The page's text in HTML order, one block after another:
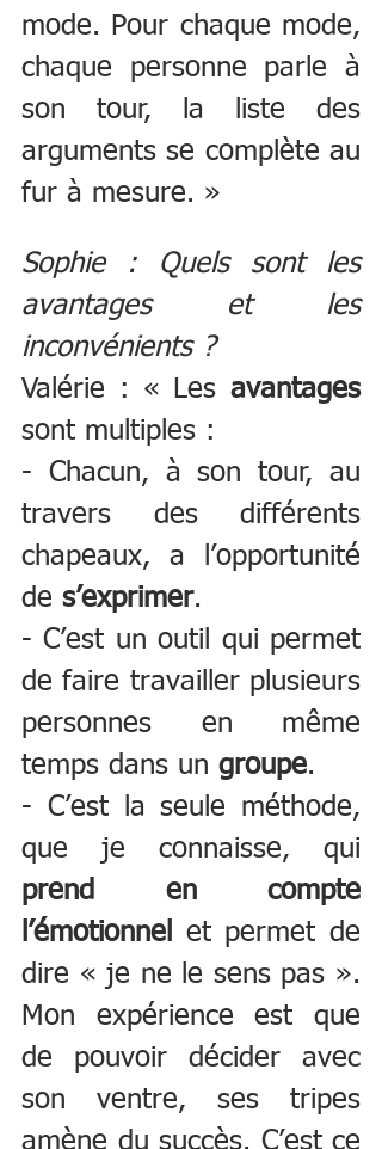
mode. Pour chaque mode,
chaque personne parle à
son tour, la liste des
arguments se complète au
fur à mesure. »
Sophie : Quels sont les
avantages et les
inconvénients ?
Valérie : « Les avantages
sont multiples :
- Chacun, à son tour, au
travers des différents
chapeaux, a l’opportunité
de s’exprimer.
- C’est un outil qui permet
de faire travailler plusieurs
personnes en même
temps dans un groupe.
- C’est la seule méthode,
prend en compte
l’émotionnel
et permet de
dire « je ne le sens pas ».
Mon expérience est que
de pouvoir décider avec
son ventre, ses tripes
amène du succès. C’est ce